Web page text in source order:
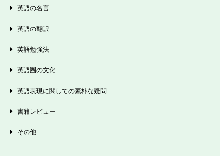
英語の名言
英語の翻訳
英語勉強法
英語圏の文化
英語表現に関しての素朴な疑問
書籍レビュー
その他